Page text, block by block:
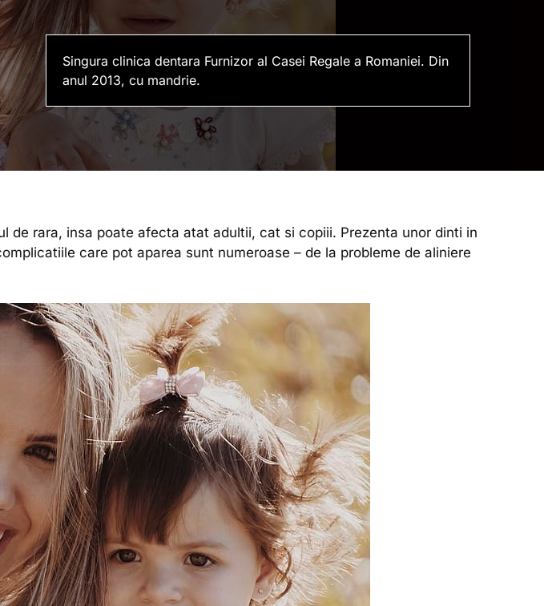
Singura clinica dentara Furnizor al Casei Regale a Romaniei. Din
anul 2013, cu mandrie.
de rara, insa poate afecta atat adultii, cat si copiii. Prezenta unor dinti in
care pot aparea sunt numeroase – de la probleme de aliniere